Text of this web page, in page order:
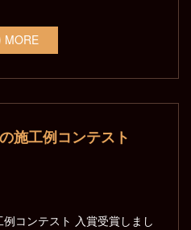
MORE
施工例コンテスト
コンテスト 入賞受賞しまし